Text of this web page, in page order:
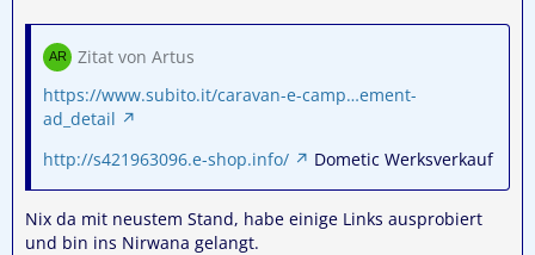
Zitat von Artus
https://www.subito.it/caravan-e-camp…ement-
ad_detail
http://s421963096.e-shop.info/
Dometic Werksverkauf
Nix da mit neustem Stand, habe einige Links ausprobiert
und bin ins Nirwana gelangt.